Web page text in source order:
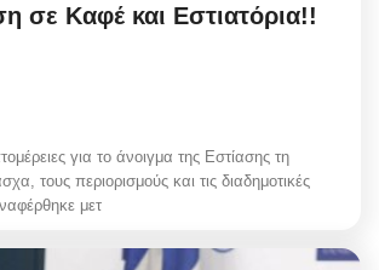
σε Καφέ και Εστιατόρια!!
για το άνοιγμα της Εστίασης τη
τους περιορισμούς και τις διαδημοτικές
μετ